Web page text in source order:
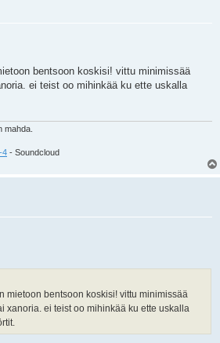
bentsoon koskisi! vittu minimissää
ei teist oo mihinkää ku ette uskalla
mahda.
4 - Soundcloud
mietoon bentsoon koskisi! vittu minimissää
xanoria. ei teist oo mihinkää ku ette uskalla